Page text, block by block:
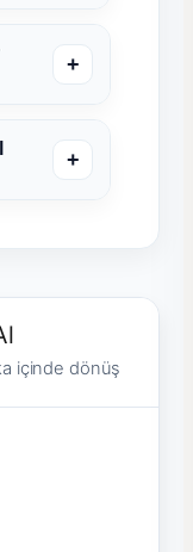
+
+
içinde dönüş